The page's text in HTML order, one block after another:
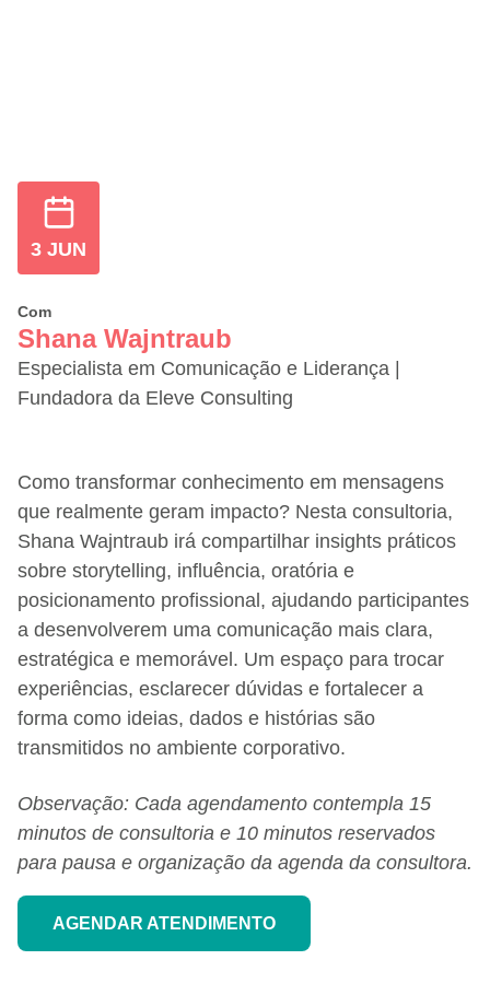
3 JUN
Com
Shana Wajntraub
Especialista em Comunicação e Liderança |
Fundadora da Eleve Consulting
Como transformar conhecimento em mensagens
que realmente geram impacto? Nesta consultoria,
Shana Wajntraub irá compartilhar insights práticos
sobre storytelling, influência, oratória e
posicionamento profissional, ajudando participantes
a desenvolverem uma comunicação mais clara,
estratégica e memorável. Um espaço para trocar
experiências, esclarecer dúvidas e fortalecer a
forma como ideias, dados e histórias são
transmitidos no ambiente corporativo.
Observação: Cada agendamento contempla 15
minutos de consultoria e 10 minutos reservados
para pausa e organização da agenda da consultora.
AGENDAR ATENDIMENTO